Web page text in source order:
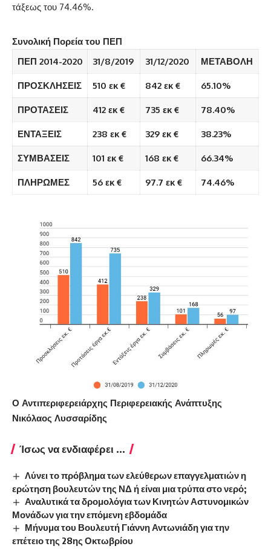
τάξεως του 74.46%.
Συνολική Πορεία του ΠΕΠ
ΠΕΠ 2014-2020
31/8/2019 31/12/2020 ΜΕΤΑΒΟΛΗ
ΠΡΟΣΚΛΗΣΕΙΣ 510 εκ € 842 εκ € 65.10%
ΠΡΟΤΑΣΕΙΣ 412 εκ € 735 εκ € 78.40%
ΕΝΤΑΞΕΙΣ 238 εκ € 329 εκ € 38.23%
ΣΥΜΒΑΣΕΙΣ 101 εκ € 168 εκ € 66.34%
ΠΛΗΡΩΜΕΣ 56 εκ € 97.7 εκ € 74.46%
Ο Αντιπεριφερειάρχης Περιφερειακής Ανάπτυξης
Νικόλαος Λυσσαρίδης
Ίσως να ενδιαφέρει ...
Λύνει το πρόβλημα των ελεύθερων επαγγελματιών η
ερώτηση βουλευτών της ΝΔ ή είναι μια τρύπα στο νερό;
Αναλυτικά τα δρομολόγια των Κινητών Αστυνομικών
Μονάδων για την επόμενη εβδομάδα
Μήνυμα του Βουλευτή Γιάννη Αντωνιάδη για την
επέτειο της 28ης Οκτωβρίου